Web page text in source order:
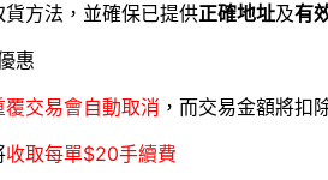
方法，並確保已提供正確地址及有
惠
覆交易會自動取消 ，而交易金額將扣
收取每單$20手續費